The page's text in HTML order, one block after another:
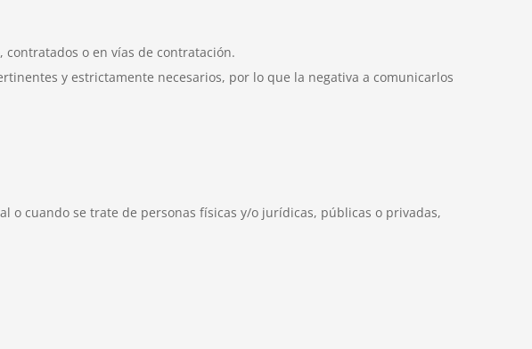
o en vías de contratación.
y estrictamente necesarios, por lo que la negativa a comunicarlos
o cuando se trate de personas físicas y/o jurídicas, públicas o privadas,